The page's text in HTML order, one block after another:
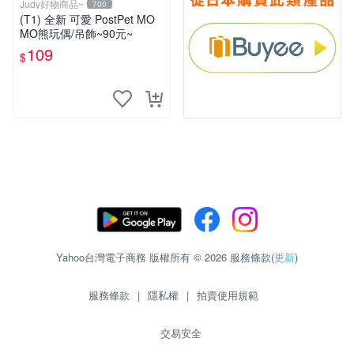
Judy好物商品~ 700
(T1) 全新 可愛 PostPet MO
MO熊玩偶/吊飾~90元~
$109
Yahoo台灣電子商務 版權所有 © 2026 服務條款(更新)
服務條款 | 隱私權 | 拍賣使用規範
交易安全